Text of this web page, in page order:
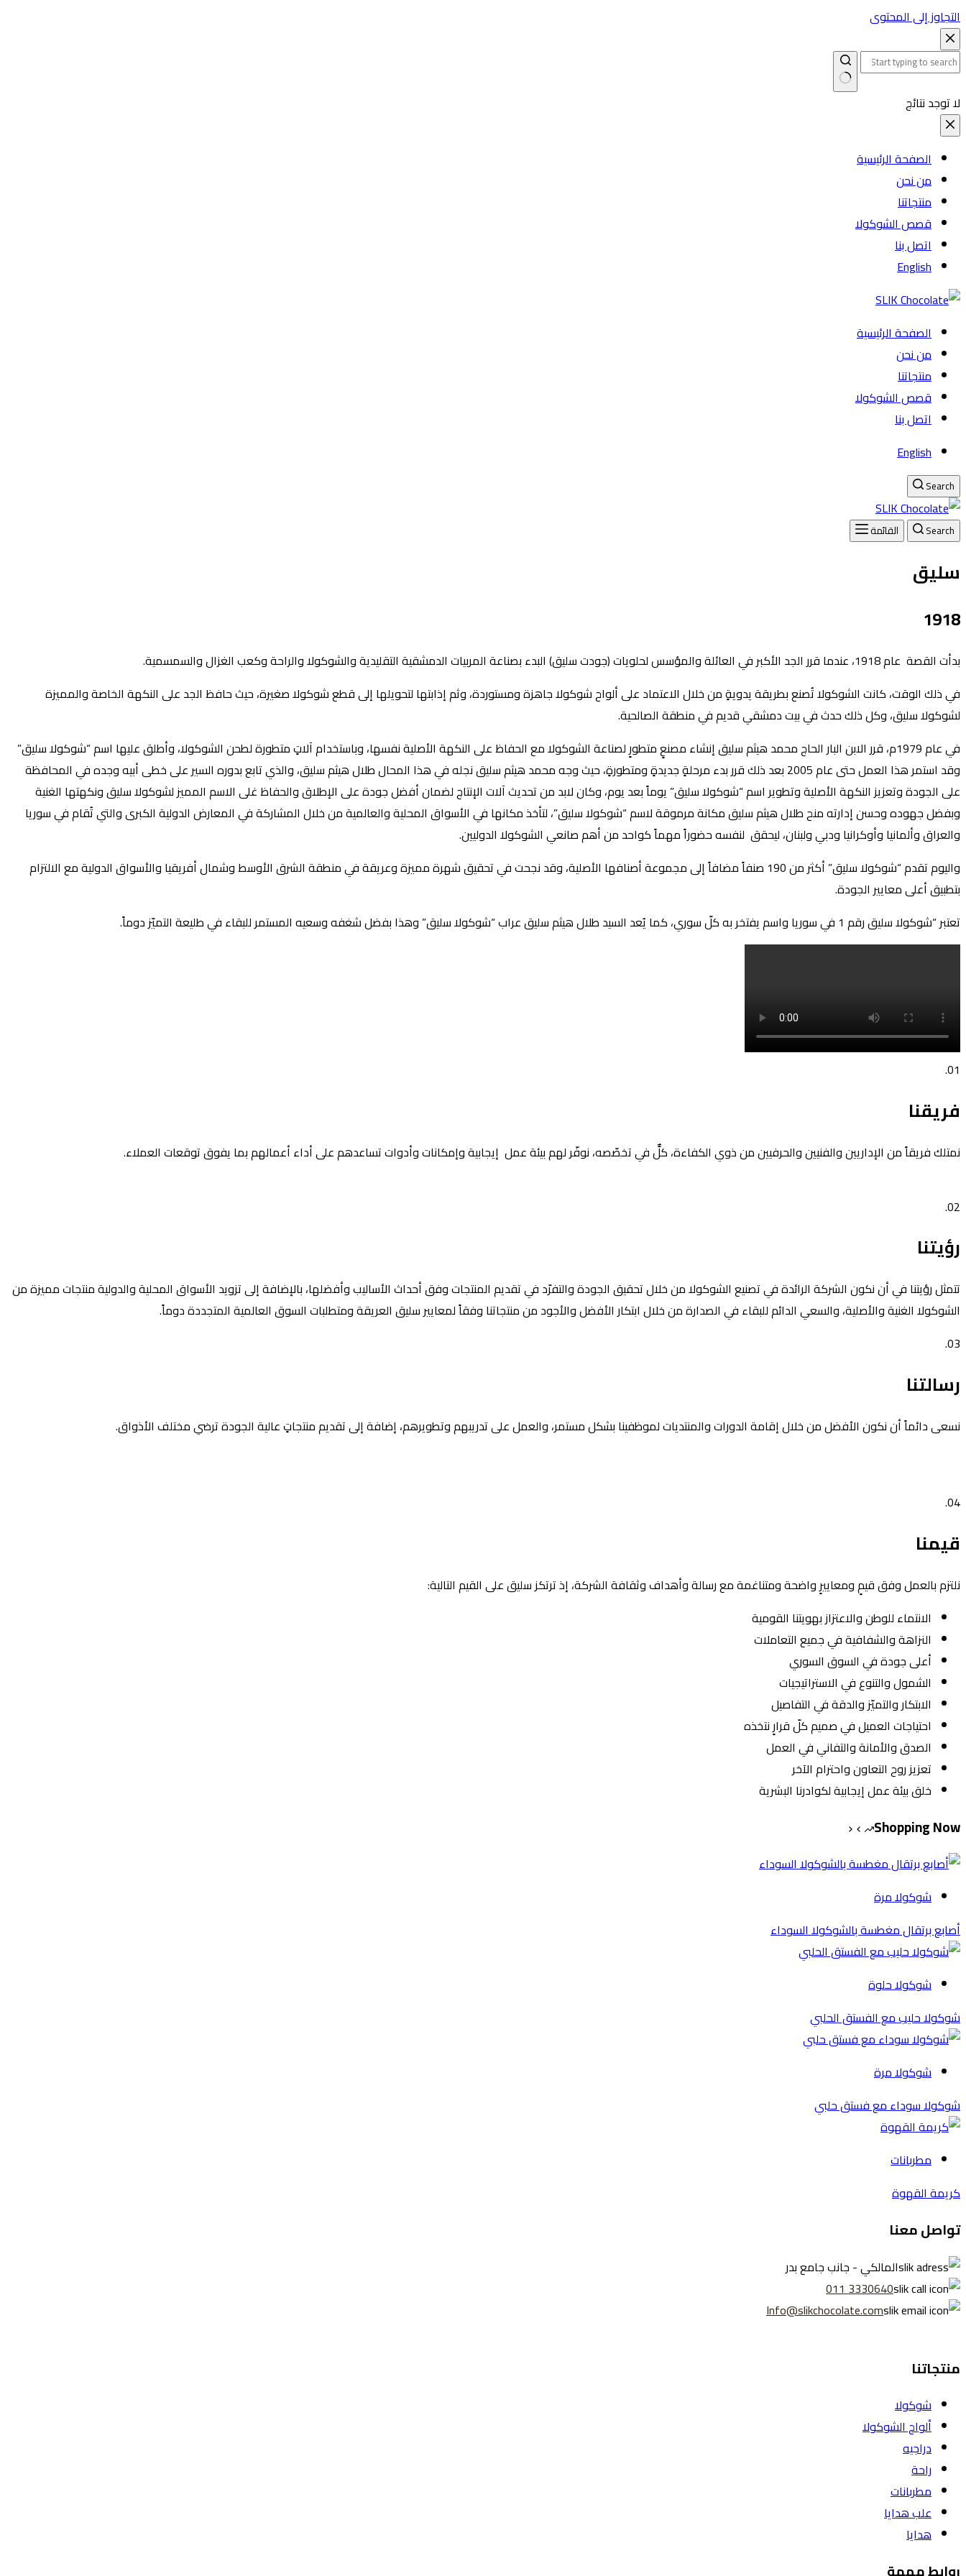
التجاوز إلى المحتوى
لا توجد نتائج
الصفحة الرئيسية
من نحن
منتجاتنا
قصص الشوكولا
اتصل بنا
English
الصفحة الرئيسية
من نحن
منتجاتنا
قصص الشوكولا
اتصل بنا
English
Search
Search القائمة
سليق
1918
بدأت القصة عام 1918، عندما قرر الجد الأكبر في العائلة والمؤسس لحلويات (جودت سليق) البدء بصناعة المربيات الدمشقية التقليدية والشوكولا والراحة وكعب الغزال والسمسمية.
في ذلك الوقت، كانت الشوكولا تُصنع بطريقة يدويةٍ من خلال الاعتماد على ألواح شوكولا جاهزة ومستوردة، وثم إذابتها لتحويلها إلى قطع شوكولا صغيرة، حيث حافظ الجد على النكهة الخاصة والمميزة
لشوكولا سليق، وكل ذلك حدث في بيت دمشقي قديم في منطقة الصالحية.
في عام 1979م، قرر الابن البار الحاج محمد هيثم سليق إنشاء مصنعٍ متطورٍ لصناعة الشوكولا مع الحفاظ على النكهة الأصلية نفسها، وباستخدام آلاتٍ متطورة لطحن الشوكولا، وأطلق عليها اسم “شوكولا سليق”
وقد استمر هذا العمل حتى عام 2005 بعد ذلك قرر بدء مرحلةٍ جديدةٍ ومتطورةٍ، حيث وجه محمد هيثم سليق نجله في هذا المحال طلال هيثم سليق، والذي تابع بدوره السير على خطى أبيه وجده في المحافظة
على الجودة وتعزيز النكهة الأصلية وتطوير اسم “شوكولا سليق” يوماً بعد يوم، وكان لابد من تحديث آلات الإنتاج لضمان أفضل جودة على الإطلاق والحفاظ غلى الاسم المميز لشوكولا سليق ونكهتها الغنية
وبفضل جهوده وحسن إدارته منح طلال هيثم سليق مكانة مرموقة لاسم “شوكولا سليق”، لتأخذ مكانها في الأسواق المحلية والعالمية من خلال المشاركة في المعارض الدولية الكبرى والتي تُقام في سوريا
والعراق وألمانيا وأوكرانيا ودبي ولبنان، ليحقق لنفسه حضوراً مهماً كواحد من أهم صانعي الشوكولا الدوليين.
واليوم تقدم “شوكولا سليق” أكثر من 190 صنفاً مضافاً إلى مجموعة أصنافها الأصلية، وقد نجحت في تحقيق شهرة مميزة وعريقة في منطقة الشرق الأوسط وشمال أفريقيا والأسواق الدولية مع الالتزام
بتطبيق أعلى معايير الجودة.
تعتبر “شوكولا سليق رقم 1 في سوريا واسم يفتخر به كلّ سوري، كما يُعد السيد طلال هيثم سليق عراب “شوكولا سليق” وهذا بفضل شغفه وسعيه المستمر للبقاء في طليعة التميّز دوماً.
01.
فريقنا
نمتلك فريقاً من الإداريين والفنيين والحرفيين من ذوي الكفاءة، كلٌّ في تخصّصه، نوفّر لهم بيئة عمل إيجابية وإمكانات وأدوات تساعدهم على أداء أعمالهم بما يفوق توقعات العملاء.
02.
رؤيتنا
تتمثل رؤيتنا في أن نكون الشركة الرائدة في تصنيع الشوكولا من خلال تحقيق الجودة والتفرّد في تقديم المنتجات وفق أحداث الأساليب وأفضلها، بالإضافة إلى تزويد الأسواق المحلية والدولية منتجات مميزة من
الشوكولا الغنية والأصلية، والسعي الدائم للبقاء في الصدارة من خلال ابتكار الأفضل والأجود من منتجاتنا وفقاً لمعايير سليق العريقة ومتطلبات السوق العالمية المتجددة دوماً.
03.
رسالتنا
نسعى دائماً أن نكون الأفضل من خلال إقامة الدورات والمنتديات لموظفينا بشكل مستمر، والعمل على تدريبهم وتطويرهم، إضافة إلى تقديم منتجاتٍ عالية الجودة ترضي مختلف الأذواق.
04.
قيمنا
نلتزم بالعمل وفق قيمٍ ومعاييرٍ واضحة ومتناغمة مع رسالة وأهداف وثقافة الشركة، إذ ترتكز سليق على القيم التالية:
الانتماء للوطن والاعتزاز بهويتنا القومية
النزاهة والشفافية في جميع التعاملات
أعلى جودة في السوق السوري
الشمول والتنوع في الاستراتيجيات
الابتكار والتميّز والدقة في التفاصيل
احتياجات العميل في صميم كلّ قرارٍ نتخذه
الصدق والأمانة والتفاني في العمل
تعزيز روح التعاون واحترام الآخر
خلق بيئة عمل إيجابية لكوادرنا البشرية
Shopping Now
شوكولا مرة
أصابع برتقال مغطسة بالشوكولا السوداء
شوكولا حلوة
شوكولا حليب مع الفستق الحلبي
شوكولا مرة
شوكولا سوداء مع فستق حلبي
مطربانات
كريمة القهوة
تواصل معنا
المالكي - جانب جامع بدر
3330640 011
Info@slikchocolate.com
منتجاتنا
شوكولا
ألواح الشوكولا
دراجيه
راحة
مطربانات
علب هدايا
هدايا